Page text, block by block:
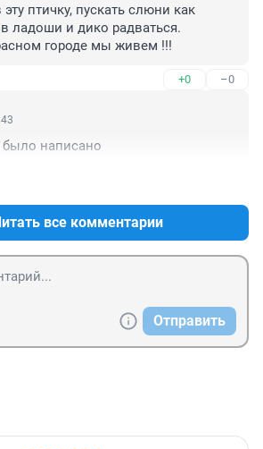
птичку, пускать слюни как
ладоши и дико радваться.
городе мы живем !!!
+0 –0
написано
все комментарии
Отправить